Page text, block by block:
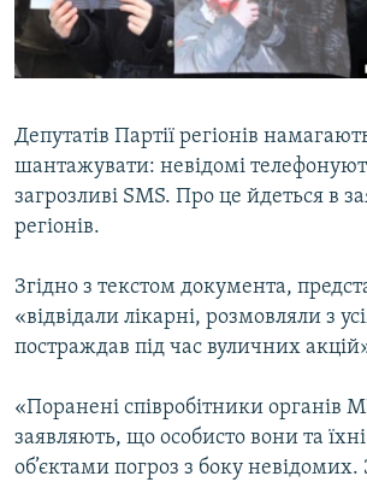
ВІДЕОУРОКИ «ELIFBE»
СВІДЧЕННЯ ОКУПАЦІЇ
ІНФОГРАФІКА
Русский
Qırımtatar
ДОЛУЧАЙСЯ!
Депутатів Партії регіонів
шантажувати: невідомі
загрозливі SMS. Про це йдеться в
регіонів.
Згідно з текстом документа,
«відвідали лікарні, розмовляли з
постраждав під час вуличних
«Поранені співробітники органів
заявляють, що особисто вони та їхні
об’єктами погроз з боку невідомих.